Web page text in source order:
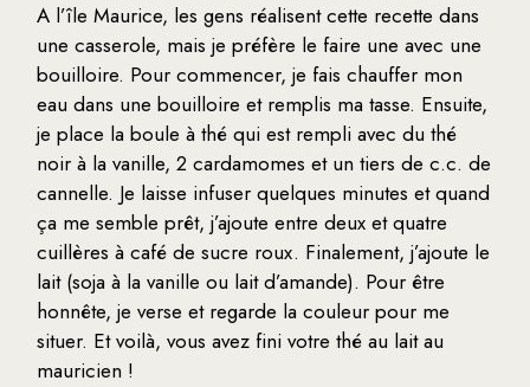
A l’île Maurice, les gens réalisent cette recette dans
une casserole, mais je préfère le faire une avec une
bouilloire. Pour commencer, je fais chauffer mon
eau dans une bouilloire et remplis ma tasse. Ensuite,
je place la boule à thé qui est rempli avec du thé
noir à la vanille, 2 cardamomes et un tiers de c.c. de
cannelle. Je laisse infuser quelques minutes et quand
ça me semble prêt, j’ajoute entre deux et quatre
cuillères à café de sucre roux. Finalement, j’ajoute le
lait (soja à la vanille ou lait d’amande). Pour être
honnête, je verse et regarde la couleur pour me
situer. Et voilà, vous avez fini votre thé au lait au
mauricien !